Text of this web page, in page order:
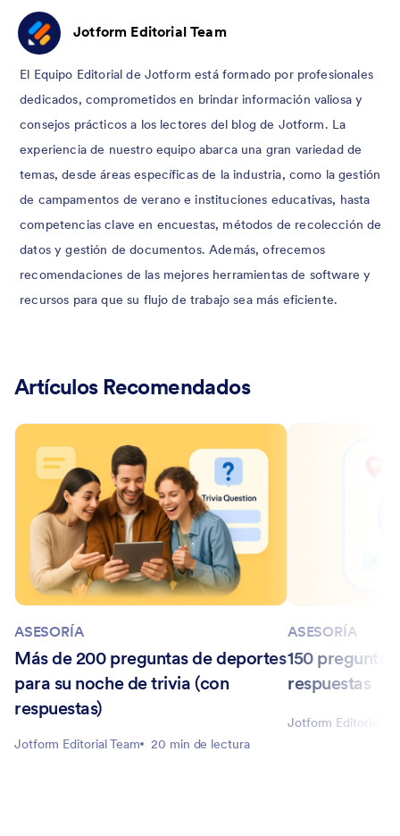
Jotform Editorial Team
El Equipo Editorial de Jotform está formado por profesionales
dedicados, comprometidos en brindar información valiosa y
consejos prácticos a los lectores del blog de Jotform. La
experiencia de nuestro equipo abarca una gran variedad de
temas, desde áreas específicas de la industria, como la gestión
de campamentos de verano e instituciones educativas, hasta
competencias clave en encuestas, métodos de recolección de
datos y gestión de documentos. Además, ofrecemos
recomendaciones de las mejores herramientas de software y
recursos para que su flujo de trabajo sea más eficiente.
Artículos Recomendados
ASESORÍA
Más de 200 preguntas de deportes
para su noche de trivia (con
respuestas)
Jotform Editorial Team 20 min de lectura
ASESORÍA
150
respuestas
Jotform Editorial